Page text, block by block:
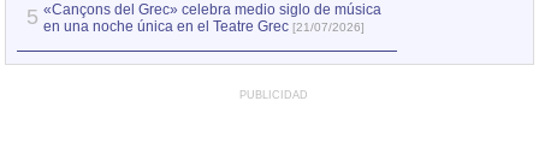
5 «Cançons del Grec» celebra medio siglo de música
en una noche única en el Teatre Grec [21/07/2026]
PUBLICIDAD